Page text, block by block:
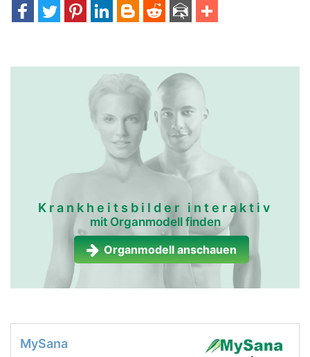
Krankheitsbilder interaktiv
mit Organmodell finden
Organmodell anschauen
MySana